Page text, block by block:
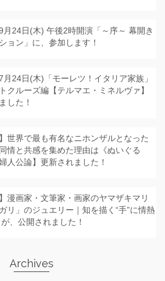
月24日(木) 午後2時開演「～序～ 幕開き
ョン」に、参加します！
月24日(木)「モーレツ！イタリア家族」
クルーズ編【テルマエ・ミネルヴァ】
した！
世界で最も有名なニホンザルとなった
情と共感を集めた理由は《ぬいぐる
人公論】更新されました！
漫画家・文筆家・画家のヤマザキマリ
リ」のジュエリー｜知を描く“手”に情熱
、公開されました！
Archives